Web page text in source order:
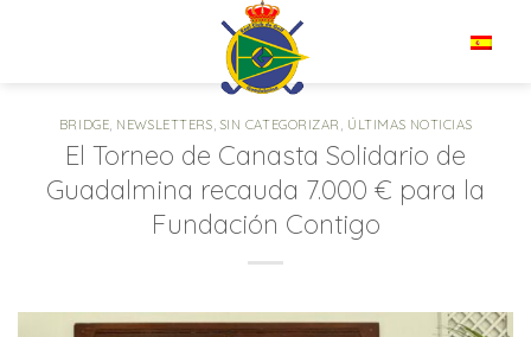
BRIDGE, NEWSLETTERS,SIN CATEGORIZAR , ÚLTIMAS NOTICIAS
El Torneo de Canasta Solidario de
Guadalmina recauda 7.000 € para la
Fundación Contigo